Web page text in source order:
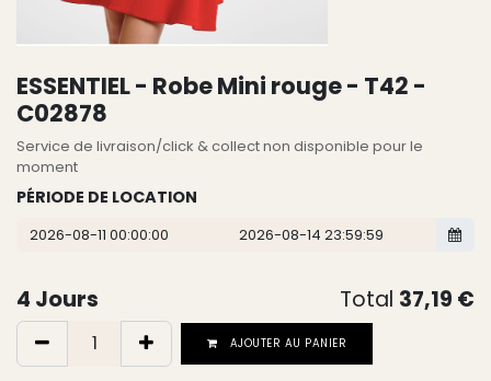
ESSENTIEL - Robe Mini rouge - T42 -
C02878
Service de livraison/click & collect non disponible pour le
moment
PÉRIODE DE LOCATION
4 Jours Total 37,19 €
AJOUTER AU PANIER